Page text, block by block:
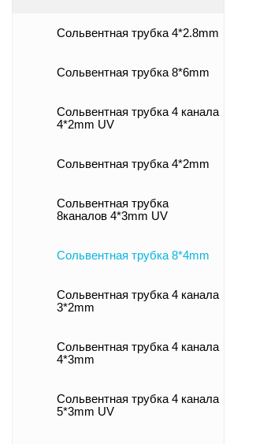
Сольвентная трубка 4*2.8mm
Сольвентная трубка 8*6mm
Сольвентная трубка 4 канала
4*2mm UV
Сольвентная трубка 4*2mm
Сольвентная трубка
8каналов 4*3mm UV
Сольвентная трубка 8*4mm
Сольвентная трубка 4 канала
3*2mm
Сольвентная трубка 4 канала
4*3mm
Сольвентная трубка 4 канала
5*3mm UV